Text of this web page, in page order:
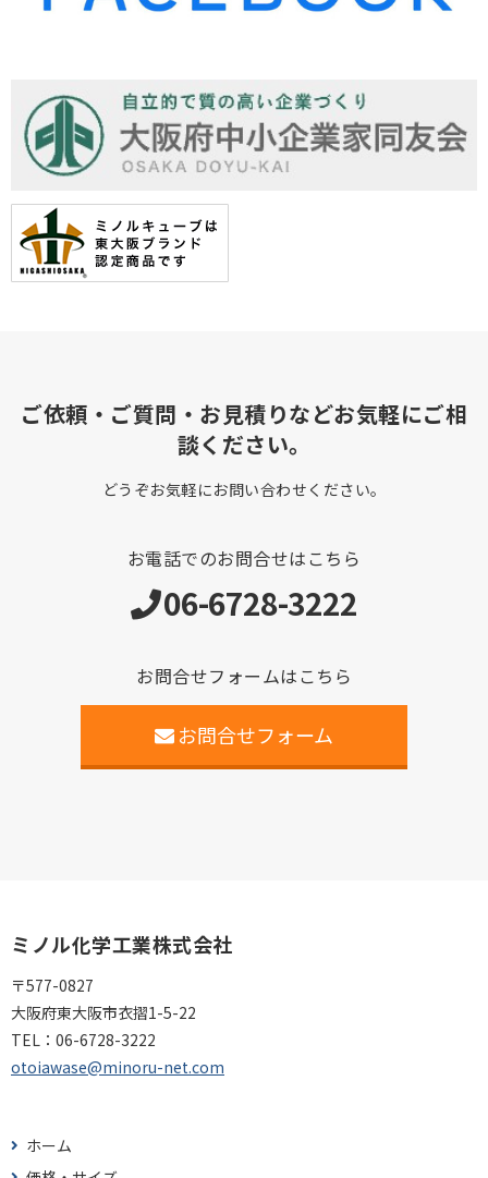
ご依頼・ご質問・お見積りなどお気軽にご相
談ください。
どうぞお気軽にお問い合わせください。
お電話でのお問合せはこちら
06-6728-3222
お問合せフォームはこちら
お問合せフォーム
ミノル化学工業株式会社
〒577-0827
大阪府東大阪市衣摺1-5-22
TEL： 06-6728-3222
otoiawase@minoru-net.com
ホーム